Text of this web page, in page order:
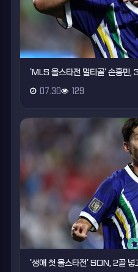
'MLS 올스타전 멀티골' 손흥민,
07.30 129
'생애 첫 올스타전' SON, 2골